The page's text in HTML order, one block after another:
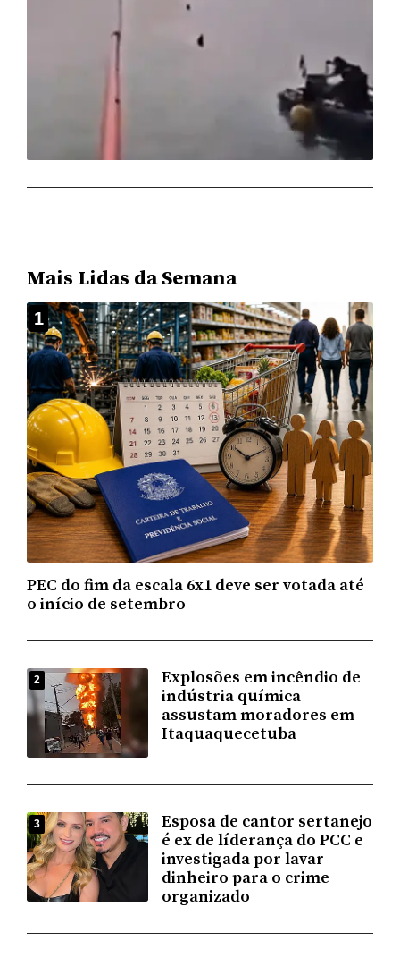
Mais Lidas da Semana
1
PEC do fim da escala 6x1 deve ser votada até
o início de setembro
2
Explosões em incêndio de
indústria química
assustam moradores em
Itaquaquecetuba
3
Esposa de cantor sertanejo
é ex de líderança do PCC e
investigada por lavar
dinheiro para o crime
organizado